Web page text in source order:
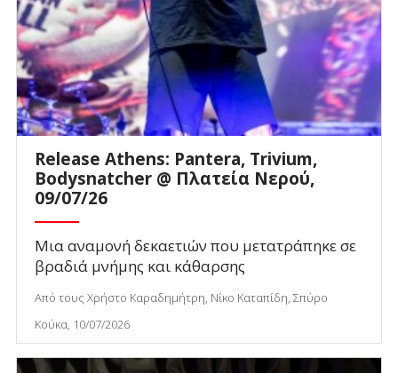
Release Athens: Pantera, Trivium,
Bodysnatcher @ Πλατεία Νερού,
09/07/26
Μια αναμονή δεκαετιών που μετατράπηκε σε
βραδιά μνήμης και κάθαρσης
Από τους Χρήστο Καραδημήτρη, Νίκο Καταπίδη, Σπύρο
Κούκα, 10/07/2026